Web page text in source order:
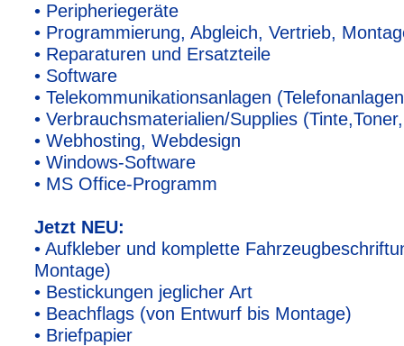
• Peripheriegeräte
• Programmierung, Abgleich, Vertrieb,
• Reparaturen und Ersatzteile
• Software
• Telekommunikationsanlagen
• Verbrauchsmaterialien/Supplies
• Webhosting, Webdesign
• Windows-Software
• MS Office-Programm
Jetzt NEU:
• Aufkleber und komplette
Montage)
• Bestickungen jeglicher Art
• Beachflags (von Entwurf bis Montage)
• Briefpapier